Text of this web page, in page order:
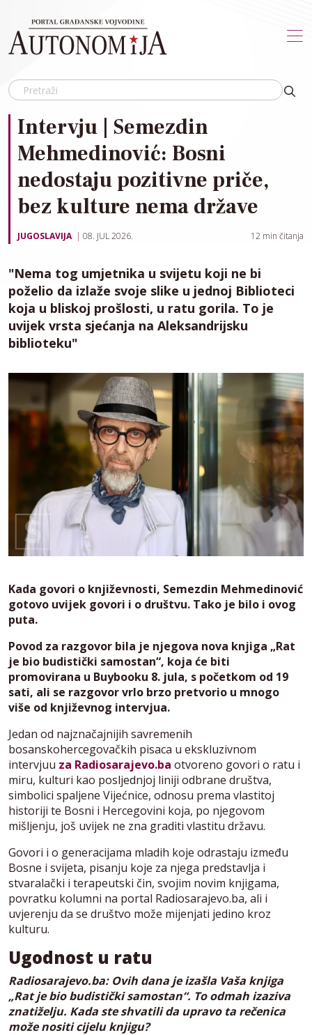
Intervju | Semezdin
Mehmedinović: Bosni
nedostaju pozitivne priče,
bez kulture nema države
JUGOSLAVIJA 08. JUL 2026. 12 min čitanja
"Nema tog umjetnika u svijetu koji ne bi
poželio da izlaže svoje slike u jednoj Biblioteci
koja u bliskoj prošlosti, u ratu gorila. To je
uvijek vrsta sjećanja na Aleksandrijsku
biblioteku"
Kada govori o književnosti, Semezdin Mehmedinović
gotovo uvijek govori i o društvu. Tako je bilo i ovog
puta.
Povod za razgovor bila je njegova nova knjiga „Rat
je bio budistički samostan“, koja će biti
promovirana u Buybooku 8. jula, s početkom od 19
sati, ali se razgovor vrlo brzo pretvorio u mnogo
više od književnog intervjua.
Jedan od najznačajnijih savremenih
bosanskohercegovačkih pisaca u ekskluzivnom
intervjuu za Radiosarajevo.ba otvoreno govori o ratu i
miru, kulturi kao posljednjoj liniji odbrane društva,
simbolici spaljene Vijećnice, odnosu prema vlastitoj
historiji te Bosni i Hercegovini koja, po njegovom
mišljenju, još uvijek ne zna graditi vlastitu državu.
Govori i o generacijama mladih koje odrastaju između
Bosne i svijeta, pisanju koje za njega predstavlja i
stvaralački i terapeutski čin, svojim novim knjigama,
povratku kolumni na portal Radiosarajevo.ba, ali i
uvjerenju da se društvo može mijenjati jedino kroz
kulturu.
Ugodnost u ratu
Radiosarajevo.ba: Ovih dana je izašla Vaša knjiga
„Rat je bio budistički samostan“. To odmah izaziva
znatiželju. Kada ste shvatili da upravo ta rečenica
može nositi cijelu knjigu?